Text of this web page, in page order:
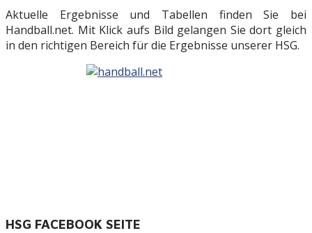
Aktuelle Ergebnisse und Tabellen finden Sie bei
Handball.net. Mit Klick aufs Bild gelangen Sie dort gleich
in den richtigen Bereich für die Ergebnisse unserer HSG.
HSG FACEBOOK SEITE